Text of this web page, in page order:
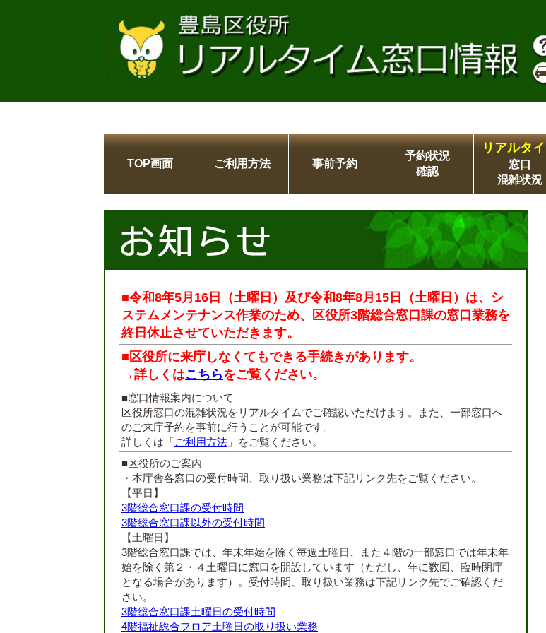
TOP画面 ご利用方法 事前予約
予約状況
確認
リアルタ
窓口
混雑状況
■令和8年5月16日（土曜日）及び令和8年8月15日（土曜日）は、シ
ステムメンテナンス作業のため、区役所3階総合窓口課の窓口業務を
終日休止させていただきます。
■区役所に来庁しなくてもできる手続きがあります。
→詳しくはこちらをご覧ください。
■窓口情報案内について
区役所窓口の混雑状況をリアルタイムでご確認いただけます。また、一部窓口へ
のご来庁予約を事前に行うことが可能です。
詳しくは「ご利用方法 」をご覧ください。
■区役所のご案内
・本庁舎各窓口の受付時間、取り扱い業務は下記リンク先をご覧ください。
【平日】
3階総合窓口課の受付時間
3階総合窓口課以外の受付時間
【土曜日】
3階総合窓口課では、年末年始を除く毎週土曜日、また４階の一部窓口では年末年
始を除く第２・４土曜日に窓口を開設しています（ただし、年に数回、臨時閉庁
となる場合があります）。受付時間、取り扱い業務は下記リンク先でご確認くだ
さい。
3階総合窓口課土曜日の受付時間
4階福祉総合フロア土曜日の取り扱い業務